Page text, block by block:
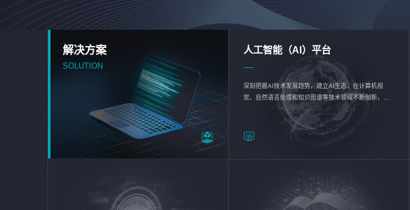
解决方案
SOLUTION
人工智能（AI）平台
深刻把握AI技术发展趋势，建立AI生态，在计算机视
觉、自然语言处理和知识图谱等技术领域不断创新，持
续优化企业数智化转型加速器—AlphaMind®AI能力开放